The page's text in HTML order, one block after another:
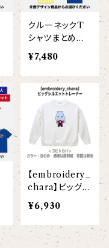
クルーネックT
シャツまとめ買
いセット（大人4
枚/片面プリン
ト）
¥7,480
【embroidery_
chara】ビッグシ
ルエットトレーナ
ー
¥6,930